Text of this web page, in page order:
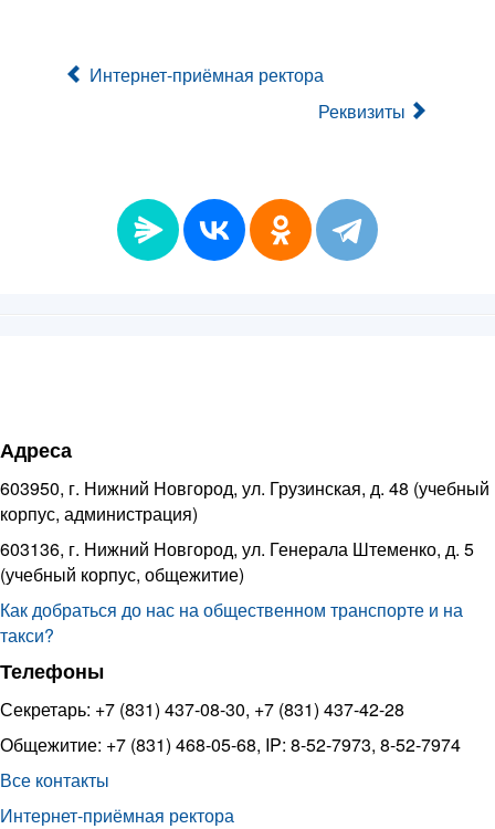
Интернет-приёмная ректора
Реквизиты
Адреса
603950, г. Нижний Новгород, ул. Грузинская, д. 48 (учебный
корпус, администрация)
603136, г. Нижний Новгород, ул. Генерала Штеменко, д. 5
(учебный корпус, общежитие)
Как добраться до нас на общественном транспорте и на
такси?
Телефоны
Секретарь: +7 (831) 437-08-30, +7 (831) 437-42-28
Общежитие: +7 (831) 468-05-68, IP: 8-52-7973, 8-52-7974
Все контакты
Интернет-приёмная ректора